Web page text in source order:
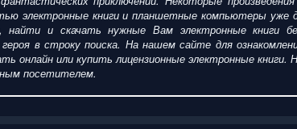
электронные книги и планшетные компьютеры уже
и скачать нужные Вам электронные книги
в строку поиска. На нашем сайте для
онлайн или купить лицензионные электронные
посетителем.